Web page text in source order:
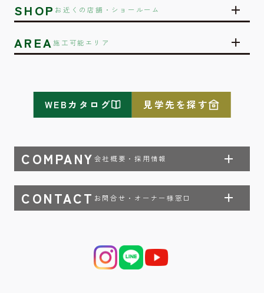
SHOP お近くの店舗・ショールーム
AREA施工可能エリア
COMPANY 会社概要・採用情報
CONTACT お問合せ・オーナー様窓口
WEBカタログ 見学先を探す